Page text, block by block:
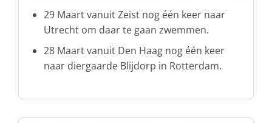
29 Maart vanuit Zeist nog één keer naar
Utrecht om daar te gaan zwemmen.
28 Maart vanuit Den Haag nog één keer
naar diergaarde Blijdorp in Rotterdam.